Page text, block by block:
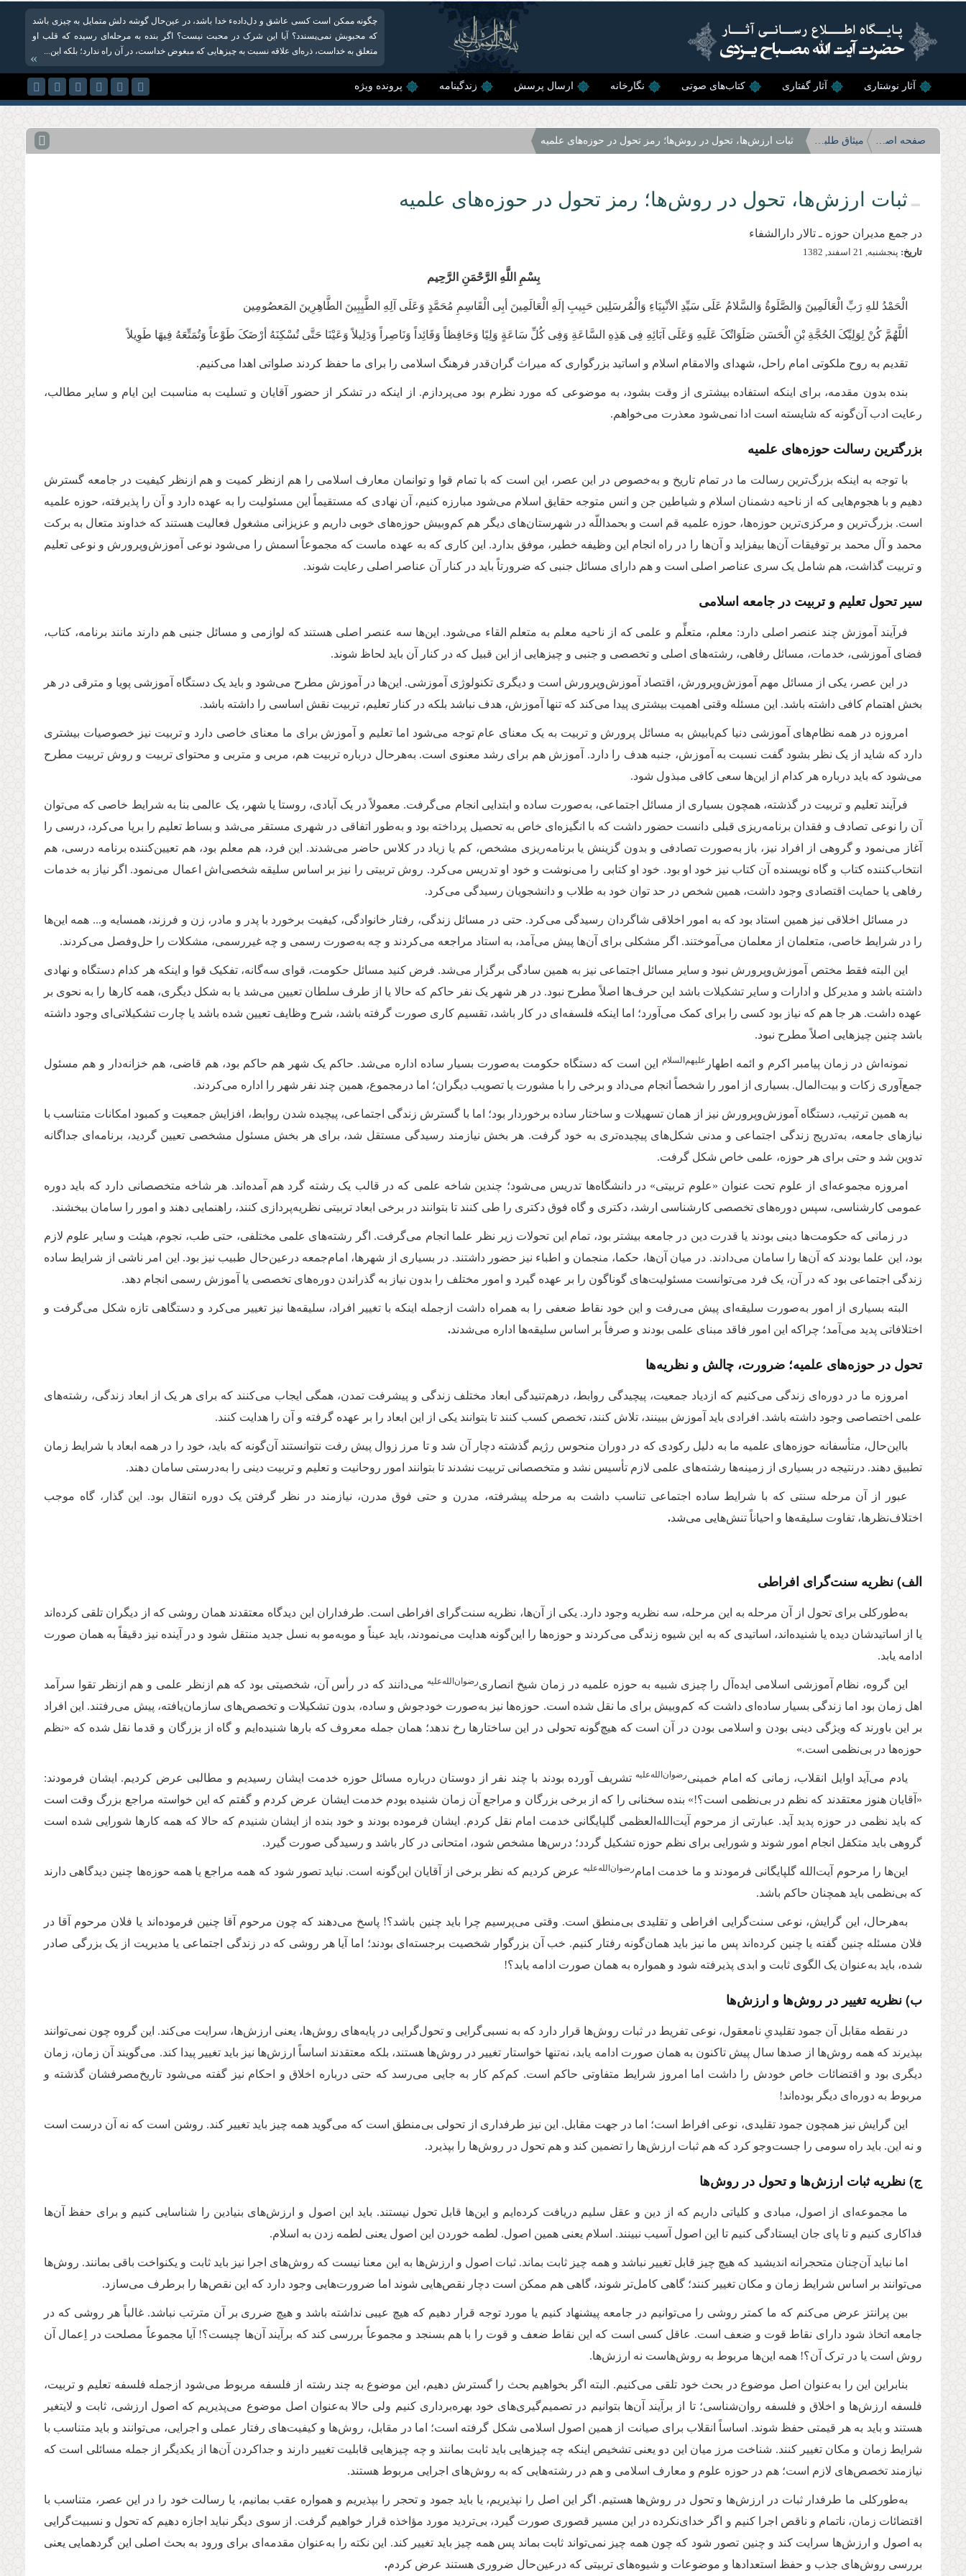
چگونه ممكن است كسی عاشق و دل‌دادهء خدا باشد، در عین‌حال گوشه دلش متمایل به چیزی باشد
كه محبوبش نمی‌پسندد؟ آیا این شرک در محبت نیست؟ اگر بنده به مرحله‌ای رسیده كه قلب او
متعلق به خداست، ذره‌ای علاقه نسبت به چیزهایی که مبغوض خداست، در آن راه ندارد؛ بلكه این...
»
آثار نوشتاری آثار گفتاری کتاب‌های صوتی نگارخانه ارسال پرسش زندگینامه پرونده ویژه
صفحه اصلی میثاق طلبگی ثبات ارزش‌ها، تحول در روش‌ها؛ رمز تحول در حوزه‌های علمیه
ثبات ارزش‌ها، تحول در روش‌ها؛ رمز تحول در حوزه‌های علمیه
در جمع مديران حوزه ـ تالار دارالشفاء
تاریخ: پنجشنبه, 21 اسفند, 1382
بِسْمِ اللَّهِ الرَّحْمَنِ الرَّحِیم
الْحَمْدُ للهِ رَبِّ الْعَالَمِینَ وَالصَّلَوةُ وَالسَّلامُ عَلَی سَیِّدِ الأنْبِیَاءِ وَالْمُرسَلِین حَبِیبِ إلَهِ الْعَالَمِینَ أبِی الْقَاسِمِ مُحَمَّدٍ وَعَلَی آلِهِ الطَّیِبِینَ الطَّاهِرِینَ المَعصُومِین
أللَّهُمَّ کُنْ لِوَلِیِّکَ الحُجَّةِ بْنِ الْحَسَن صَلَوَاتُکَ عَلَیهِ وَعَلَی آبَائِهِ فِی هَذِهِ السَّاعَةِ وَفِی کُلِّ سَاعَةٍ‌ وَلِیًا وَحَافِظاً وَقَائِداً وَنَاصِراً وَدَلِیلاً وَعَیْنَا حَتَّی تُسْکِنَهُ أرْضَکَ طَوْعاً وَتُمَتِّعَهُ فِیهَا طَوِیلاً
تقدیم به روح ملکوتی امام راحل، شهدای والامقام اسلام و اساتید بزرگواری که میراث گران‌قدر فرهنگ اسلامی را برای ما حفظ کردند صلواتى اهدا مى‌كنيم.
بنده بدون مقدمه، براى اینکه استفاده بیشترى از وقت بشود، به موضوعى که مورد نظرم بود مى‌پردازم. از اینکه در تشکر از حضور آقایان و تسلیت به مناسبت این ایام و سایر مطالب،
رعایت ادب آن‌گونه که شایسته است ادا نمى‌شود معذرت مى‌خواهم.
بزرگترین رسالت حوزه‌های علمیه
با توجه به اینکه بزرگ‌ترین رسالت ما در تمام تاریخ و به‌خصوص در این عصر، این است که با تمام قوا و توانمان معارف اسلامى را هم ازنظر کمیت و هم ازنظر کیفیت در جامعه گسترش
دهیم و با هجوم‌هایى که از ناحیه دشمنان اسلام و شیاطین جن و انس متوجه حقایق اسلام می‌شود مبارزه کنیم، آن نهادى که مستقیماً این مسئولیت را به عهده دارد و آن را پذیرفته، حوزه علمیه
است. بزرگ‌ترین و مرکزى‌ترین حوزه‌ها، حوزه علمیه قم است و بحمداللّه در شهرستان‌هاى دیگر هم کم‌وبیش حوزه‌هاى خوبى داریم و عزیزانى مشغول فعالیت هستند که خداوند متعال به برکت
محمد و آل محمد بر توفیقات آن‌ها بیفزاید و آن‌ها را در راه انجام این وظیفه خطیر، موفق بدارد. این کارى که به عهده ماست که مجموعاً اسمش را مى‌شود نوعى آموزش‌وپرورش و نوعى تعلیم
و تربیت گذاشت، هم شامل یک سری عناصر اصلى است و هم دارای مسائل جنبى که ضرورتاً باید در کنار آن عناصر اصلى رعایت شوند.
سیر تحول تعلیم و تربیت در جامعه اسلامی
فرآیند آموزش چند عنصر اصلى دارد: معلم، متعلِّم و علمى که از ناحیه معلم به متعلم القاء مى‌شود. این‌ها سه عنصر اصلى هستند که لوازمى و مسائل جنبى هم دارند مانند برنامه، کتاب،
فضاى آموزشى، خدمات، مسائل رفاهى، رشته‌هاى اصلى و تخصصى و جنبى و چیزهایى از این قبیل که در کنار آن باید لحاظ شوند.
در این عصر، یکى از مسائل مهم آموزش‌وپرورش، اقتصاد آموزش‌وپرورش است و دیگرى تکنولوژى آموزشى. این‌ها در آموزش مطرح مى‌شود و باید یک دستگاه آموزشى پویا و مترقى در هر
بخش اهتمام کافى داشته باشد. این مسئله وقتى اهمیت بیشترى پیدا مى‌کند که تنها آموزش، هدف نباشد بلکه در کنار تعلیم، تربیت نقش اساسى را داشته باشد.
امروزه در همه نظام‌هاى آموزشى دنیا کم‌یابیش به مسائل پرورش و تربیت به یک معناى عام توجه مى‌شود اما تعلیم و آموزش براى ما معناى خاصى دارد و تربیت نیز خصوصیات بیشترى
دارد که شاید از یک نظر بشود گفت نسبت به آموزش، جنبه هدف را دارد. آموزش هم براى رشد معنوى است. به‌هرحال درباره تربیت هم، مربى و متربى و محتواى تربیت و روش تربیت مطرح
مى‌شود که باید درباره هر کدام از این‌ها سعى کافى مبذول شود.
فرآیند تعلیم و تربیت در گذشته، همچون بسیاری از مسائل اجتماعی، به‌صورت ساده و ابتدایی انجام می‌گرفت. معمولاً در یک آبادی، روستا یا شهر، یک عالمی بنا به شرایط خاصی که می‌توان
آن را نوعی تصادف و فقدان برنامه‌ریزی قبلی دانست حضور داشت که با انگیزه‌ای خاص به تحصیل پرداخته بود و به‌طور اتفاقی در شهری مستقر می‌شد و بساط تعلیم را برپا می‌کرد، درسی را
آغاز می‌نمود و گروهی از افراد نیز، باز به‌صورت تصادفی و بدون گزینش یا برنامه‌ریزی مشخص، کم یا زیاد در کلاس حاضر می‌شدند. این فرد، هم معلم بود، هم تعیین‌کننده برنامه درسی، هم
انتخاب‌کننده کتاب و گاه نویسنده آن کتاب نیز خود او بود. خود او کتابی را می‌نوشت و خود او تدریس می‌کرد. روش تربیتی را نیز بر اساس سلیقه شخصی‌اش اعمال می‌نمود. اگر نیاز به خدمات
رفاهی یا حمایت اقتصادی وجود داشت، همین شخص در حد توان خود به طلاب و دانشجویان رسیدگی می‌کرد.
در مسائل اخلاقی نیز همین استاد بود که به امور اخلاقی شاگردان رسیدگی می‌کرد. حتی در مسائل زندگی، رفتار خانوادگی، کیفیت برخورد با پدر و مادر، زن و فرزند، همسایه و... همه این‌ها
را در شرایط خاصی، متعلمان از معلمان می‌آموختند. اگر مشکلی برای آن‌ها پیش می‌آمد، به استاد مراجعه می‌کردند و چه به‌صورت رسمی و چه غیررسمی، مشکلات را حل‌وفصل می‌کردند.
این البته فقط مختص آموزش‌وپرورش نبود و سایر مسائل اجتماعی نیز به همین سادگی برگزار می‌شد. فرض کنید مسائل حکومت، قوای سه‌گانه، تفکیک قوا و اینکه هر کدام دستگاه و نهادی
داشته باشد و مدیرکل و ادارات و سایر تشکیلات باشد این حرف‌ها اصلاً مطرح نبود. در هر شهر یک نفر حاکم که حالا یا از طرف سلطان تعیین می‌شد یا به شکل دیگری، همه کارها را به نحوی بر
عهده داشت. هر جا هم که نیاز بود کسی را برای کمک می‌آورد؛ اما اینکه فلسفه‌ای در کار باشد، تقسیم کاری صورت گرفته باشد، شرح وظایف تعیین شده باشد یا چارت تشکیلاتی‌ای وجود داشته
باشد چنین چیزهایی اصلاً مطرح نبود.
نمونه‌اش در زمان پیامبر اکرم و ائمه اطهار‌ علیهم‌السلام
این است که دستگاه حکومت به‌صورت بسیار ساده اداره می‌شد. حاکم یک شهر هم حاکم بود، هم قاضی، هم خزانه‌دار و هم مسئول
جمع‌آوری زکات و بیت‌المال. بسیاری از امور را شخصاً انجام می‌داد و برخی را با مشورت یا تصویب دیگران؛ اما درمجموع، همین چند نفر شهر را اداره می‌کردند.
به همین ترتیب، دستگاه آموزش‌وپرورش نیز از همان تسهیلات و ساختار ساده برخوردار بود؛ اما با گسترش زندگی اجتماعی، پیچیده شدن روابط، افزایش جمعیت و کمبود امکانات متناسب با
نیازهای جامعه، به‌تدریج زندگی اجتماعی و مدنی شکل‌های پیچیده‌تری به خود گرفت. هر بخش نیازمند رسیدگی مستقل شد، برای هر بخش مسئول مشخصی تعیین گردید، برنامه‌ای جداگانه
تدوین شد و حتی برای هر حوزه، علمی خاص شکل گرفت.
امروزه مجموعه‌ای از علوم تحت عنوان «علوم تربیتی» در دانشگاه‌ها تدریس می‌شود؛ چندین شاخه علمی که در قالب یک رشته گرد هم آمده‌اند. هر شاخه متخصصانی دارد که باید دوره
عمومی کارشناسی، سپس دوره‌های تخصصی کارشناسی ارشد، دکتری و گاه فوق دکتری را طی کنند تا بتوانند در برخی ابعاد تربیتی نظریه‌پردازی کنند، راهنمایی دهند و امور را سامان ببخشند.
در زمانی که حکومت‌ها دینی بودند یا قدرت دین در جامعه بیشتر بود، تمام این تحولات زیر نظر علما انجام می‌گرفت. اگر رشته‌های علمی مختلفی، حتی طب، نجوم، هیئت و سایر علوم لازم
بود، این علما بودند که آن‌ها را سامان می‌دادند. در میان آن‌ها، حکما، منجمان و اطباء نیز حضور داشتند. در بسیاری از شهرها، امام‌جمعه درعین‌حال طبیب نیز بود. این امر ناشی از شرایط ساده
زندگی اجتماعی بود که در آن، یک فرد می‌توانست مسئولیت‌های گوناگون را بر عهده گیرد و امور مختلف را بدون نیاز به گذراندن دوره‌های تخصصی یا آموزش رسمی انجام دهد.
البته بسیاری از امور به‌صورت سلیقه‌ای پیش می‌رفت و این خود نقاط ضعفی را به همراه داشت ازجمله اینکه با تغییر افراد، سلیقه‌ها نیز تغییر می‌کرد و دستگاهی تازه شکل می‌گرفت و
اختلافاتی پدید می‌آمد؛ چراکه این امور فاقد مبنای علمی بودند و صرفاً بر اساس سلیقه‌ها اداره می‌شدند.
تحول در حوزه‌های علمیه؛ ضرورت، چالش و نظریه‌ها
امروزه ما در دوره‌ای زندگی می‌کنیم که ازدیاد جمعیت، پیچیدگی روابط، درهم‌تنیدگی ابعاد مختلف زندگی و پیشرفت تمدن، همگی ایجاب می‌کنند که برای هر یک از ابعاد زندگی، رشته‌های
علمی اختصاصی وجود داشته باشد. افرادی باید آموزش ببینند، تلاش کنند، تخصص کسب کنند تا بتوانند یکی از این ابعاد را بر عهده گرفته و آن را هدایت کنند.
بااین‌حال، متأسفانه حوزه‌های علمیه ما به دلیل رکودی که در دوران منحوس رژیم گذشته دچار آن شد و تا مرز زوال پیش رفت نتوانستند آن‌گونه که باید، خود را در همه ابعاد با شرایط زمان
تطبیق دهند. درنتیجه در بسیاری از زمینه‌ها رشته‌های علمی لازم تأسیس نشد و متخصصانی تربیت نشدند تا بتوانند امور روحانیت و تعلیم و تربیت دینی را به‌درستی سامان دهند.
عبور از آن مرحله سنتی که با شرایط ساده اجتماعی تناسب داشت به مرحله پیشرفته، مدرن و حتی فوق مدرن، نیازمند در نظر گرفتن یک دوره انتقال بود. این گذار، گاه موجب
اختلاف‌نظرها، تفاوت سلیقه‌ها و احیاناً تنش‌هایی می‌شد.
الف) نظریه سنت‌گرای افراطی
به‌طورکلی برای تحول از آن مرحله به این مرحله، سه نظریه وجود دارد. یکی از آن‌ها، نظریه سنت‌گرای افراطی است. طرفداران این دیدگاه معتقدند همان روشی که از دیگران تلقی کرده‌اند
یا از اساتیدشان دیده یا شنیده‌اند، اساتیدی که به این شیوه زندگی می‌کردند و حوزه‌ها را این‌گونه هدایت می‌نمودند، باید عیناً و موبه‌مو به نسل جدید منتقل شود و در آینده نیز دقیقاً به همان صورت
ادامه یابد.
این گروه، نظام آموزشی اسلامی ایده‌آل را چیزی شبیه به حوزه علمیه در زمان شیخ انصاری‌رضوان‌الله‌علیه می‌دانند که در رأس آن، شخصیتی بود که هم ازنظر علمی و هم ازنظر تقوا سرآمد
اهل زمان بود اما زندگی بسیار ساده‌ای داشت که کم‌وبیش برای ما نقل شده است. حوزه‌ها نیز به‌صورت خودجوش و ساده، بدون تشکیلات و تخصص‌های سازمان‌یافته، پیش می‌رفتند. این افراد
بر این باورند که ویژگی دینی بودن و اسلامی بودن در آن است که هیچ‌گونه تحولی در این ساختارها رخ ندهد؛ همان جمله معروف که بارها شنیده‌ایم و گاه از بزرگان و قدما نقل شده که «نظم
حوزه‌ها در بی‌نظمی است.»
یادم می‌آید اوایل انقلاب، زمانی که امام خمینی‌‌رضوان‌‌الله‌‌علیه تشریف آورده بودند با چند نفر از دوستان درباره مسائل حوزه خدمت ایشان رسیدیم و مطالبی عرض کردیم. ایشان فرمودند:
«آقایان هنوز معتقدند که نظم در بی‌نظمی است؟!» بنده سخنانی را که از برخی بزرگان و مراجع آن زمان شنیده بودم خدمت ایشان عرض کردم و گفتم که این خواسته مراجع بزرگ وقت است
که باید نظمی در حوزه پدید آید. عبارتی از مرحوم آیت‌الله‌العظمی گلپایگانی خدمت امام نقل کردم. ایشان فرموده بودند و خود بنده از ایشان شنیدم که حالا که همه کارها شورایی شده است
گروهی باید متکفل انجام امور شوند و شورایی برای نظم حوزه تشکیل گردد؛ درس‌ها مشخص شود، امتحانی در کار باشد و رسیدگی صورت گیرد.
این‌ها را مرحوم آیت‌الله گلپایگانی فرمودند و ما خدمت امام‌رضوان‌‌الله‌‌علیه عرض کردیم که نظر برخی از آقایان این‌گونه است. نباید تصور شود که همه مراجع یا همه حوزه‌ها چنین دیدگاهی دارند
که بی‌نظمی باید همچنان حاکم باشد.
به‌هرحال، این گرایش، نوعی سنت‌گرایی افراطی و تقلیدی بی‌منطق است. وقتی می‌پرسیم چرا باید چنین باشد؟! پاسخ می‌دهند که چون مرحوم آقا چنین فرموده‌اند یا فلان مرحوم آقا در
فلان مسئله چنین گفته یا چنین کرده‌اند پس ما نیز باید همان‌گونه رفتار کنیم. خب آن بزرگوار شخصیت برجسته‌ای بودند؛ اما آیا هر روشی که در زندگی اجتماعی یا مدیریت از یک بزرگی صادر
شده، باید به‌عنوان یک الگوی ثابت و ابدی پذیرفته شود و همواره به همان صورت ادامه یابد؟!
ب) نظریه تغییر در روش‌ها و ارزش‌ها
در نقطه مقابل آن جمود تقلیدیِ نامعقول، نوعی تفریط در ثبات روش‌ها قرار دارد که به نسبی‌گرایی و تحول‌گرایی در پایه‌های روش‌ها، یعنی ارزش‌ها، سرایت می‌کند. این گروه چون نمی‌توانند
بپذیرند که همه روش‌ها از صدها سال پیش تاکنون به همان صورت ادامه یابد، نه‌تنها خواستار تغییر در روش‌ها هستند، بلکه معتقدند اساساً ارزش‌ها نیز باید تغییر پیدا کند. می‌گویند آن زمان، زمان
دیگری بود و اقتضائات خاص خودش را داشت اما امروز شرایط متفاوتی حاکم است. کم‌کم کار به جایی می‌رسد که حتی درباره اخلاق و احکام نیز گفته می‌شود تاریخ‌مصرفشان گذشته و
مربوط به دوره‌ای دیگر بوده‌اند!
این گرایش نیز همچون جمود تقلیدی، نوعی افراط است؛ اما در جهت مقابل. این نیز طرفداری از تحولی بی‌منطق است که می‌گوید همه چیز باید تغییر کند. روشن است که نه آن درست است
و نه این. باید راه سومی را جست‌وجو کرد که هم ثبات ارزش‌ها را تضمین کند و هم تحول در روش‌ها را بپذیرد.
ج) نظریه ثبات ارزش‌ها و تحول در روش‌ها
ما مجموعه‌ای از اصول، مبادی و کلیاتی داریم که از دین و عقل سلیم دریافت کرده‌ایم و این‌ها قابل تحول نیستند. باید این اصول و ارزش‌های بنیادین را شناسایی کنیم و برای حفظ آن‌ها
فداکاری کنیم و تا پای جان ایستادگی کنیم تا این اصول آسیب نبینند. اسلام یعنی همین اصول. لطمه خوردن این اصول یعنی لطمه زدن به اسلام.
اما نباید آن‌چنان متحجرانه اندیشید که هیچ چیز قابل تغییر نباشد و همه چیز ثابت بماند. ثبات اصول و ارزش‌ها به این معنا نیست که روش‌های اجرا نیز باید ثابت و یکنواخت باقی بمانند. روش‌ها
می‌توانند بر اساس شرایط زمان و مکان تغییر کنند؛ گاهی کامل‌تر شوند، گاهی هم ممکن است دچار نقص‌هایی شوند اما ضرورت‌هایی وجود دارد که این نقص‌ها را برطرف می‌سازد.
بین پرانتز عرض می‌کنم که ما کمتر روشی را می‌توانیم در جامعه پیشنهاد کنیم یا مورد توجه قرار دهیم که هیچ عیبی نداشته باشد و هیچ ضرری بر آن مترتب نباشد. غالباً هر روشی که در
جامعه اتخاذ شود دارای نقاط قوت و ضعف است. عاقل کسی است که این نقاط ضعف و قوت را با هم بسنجد و مجموعاً بررسی کند که برآیند آن‌ها چیست؟! آیا مجموعاً مصلحت در اِعمال آن
روش است یا در ترک آن؟! همه این‌ها مربوط به روش‌هاست نه ارزش‌ها.
بنابراین این را به‌عنوان اصل موضوع در بحث خود تلقی می‌کنیم. البته اگر بخواهیم بحث را گسترش دهیم، این موضوع به چند رشته از فلسفه مربوط می‌شود ازجمله فلسفه تعلیم و تربیت،
فلسفه ارزش‌ها و اخلاق و فلسفه روان‌شناسی؛ تا از برآیند آن‌ها بتوانیم در تصمیم‌گیری‌های خود بهره‌برداری کنیم ولی حالا به‌عنوان اصل موضوع می‌پذیریم که اصول ارزشی، ثابت و لایتغیر
هستند و باید به هر قیمتی حفظ شوند. اساساً انقلاب برای صیانت از همین اصول اسلامی شکل گرفته است؛ اما در مقابل، روش‌ها و کیفیت‌های رفتار عملی و اجرایی، می‌توانند و باید متناسب با
شرایط زمان و مکان تغییر کنند. شناخت مرز میان این دو یعنی تشخیص اینکه چه چیزهایی باید ثابت بمانند و چه چیزهایی قابلیت تغییر دارند و جداکردن آن‌ها از یکدیگر از جمله مسائلی است که
نیازمند تخصص‌های لازم است؛ هم در حوزه علوم و معارف اسلامی و هم در رشته‌هایی که به روش‌های اجرایی مربوط‌ هستند.
به‌طورکلی ما طرفدار ثبات در ارزش‌ها و تحول در روش‌ها هستیم. اگر این اصل را نپذیریم، یا باید جمود و تحجر را بپذیریم و همواره عقب بمانیم، یا رسالت خود را در این عصر، متناسب با
اقتضائات زمان، ناتمام و ناقص اجرا کنیم و اگر خدای‌نکرده در این مسیر قصوری صورت گیرد، بی‌تردید مورد مؤاخذه قرار خواهیم گرفت. از سوی دیگر نباید اجازه دهیم که تحول و نسبیت‌گرایی
به اصول و ارزش‌ها سرایت کند و چنین تصور شود که چون همه چیز نمی‌تواند ثابت بماند پس همه چیز باید تغییر کند. این نکته را به‌عنوان مقدمه‌ای برای ورود به بحث اصلی این گردهمایی یعنی
بررسی روش‌های جذب و حفظ استعدادها و موضوعات و شیوه‌های تربیتی که درعین‌حال ضروری‌ هستند عرض کردم.